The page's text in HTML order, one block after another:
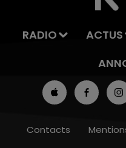
RADIO ACTUS
Contacts